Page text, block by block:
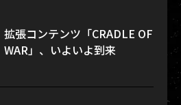
拡張コンテンツ「CRADLE OF
WAR」、いよいよ到来